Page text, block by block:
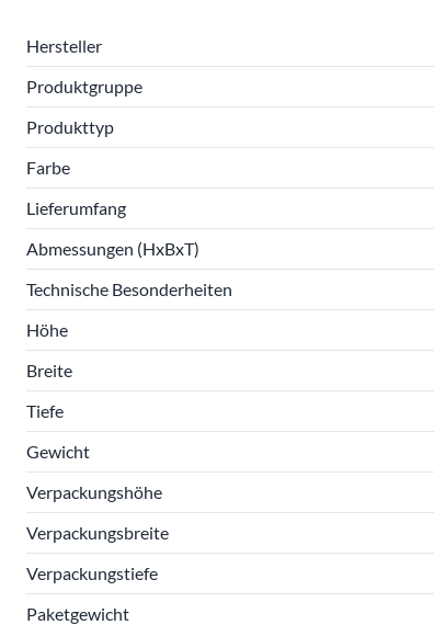
Hersteller
Produktgruppe
Produkttyp
Farbe
Lieferumfang
Abmessungen (HxBxT)
Technische Besonderheiten
Höhe
Breite
Tiefe
Gewicht
Verpackungshöhe
Verpackungsbreite
Verpackungstiefe
Paketgewicht